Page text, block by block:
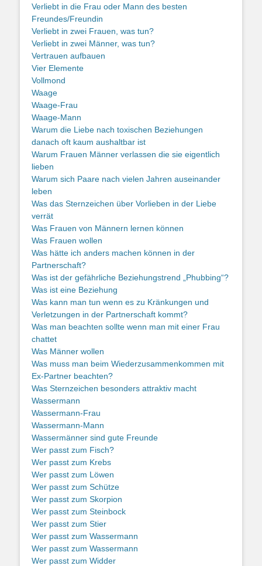
Verliebt in die Frau oder Mann des besten
Freundes/Freundin
Verliebt in zwei Frauen, was tun?
Verliebt in zwei Männer, was tun?
Vertrauen aufbauen
Vier Elemente
Vollmond
Waage
Waage-Frau
Waage-Mann
Warum die Liebe nach toxischen Beziehungen
danach oft kaum aushaltbar ist
Warum Frauen Männer verlassen die sie eigentlich
lieben
Warum sich Paare nach vielen Jahren auseinander
leben
Was das Sternzeichen über Vorlieben in der Liebe
verrät
Was Frauen von Männern lernen können
Was Frauen wollen
Was hätte ich anders machen können in der
Partnerschaft?
Was ist der gefährliche Beziehungstrend „Phubbing“?
Was ist eine Beziehung
Was kann man tun wenn es zu Kränkungen und
Verletzungen in der Partnerschaft kommt?
Was man beachten sollte wenn man mit einer Frau
chattet
Was Männer wollen
Was muss man beim Wiederzusammenkommen mit
Ex-Partner beachten?
Was Sternzeichen besonders attraktiv macht
Wassermann
Wassermann-Frau
Wassermann-Mann
Wassermänner sind gute Freunde
Wer passt zum Fisch?
Wer passt zum Krebs
Wer passt zum Löwen
Wer passt zum Schütze
Wer passt zum Skorpion
Wer passt zum Steinbock
Wer passt zum Stier
Wer passt zum Wassermann
Wer passt zum Wassermann
Wer passt zum Widder